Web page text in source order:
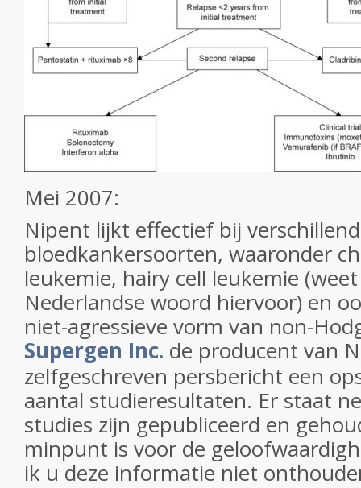
Mei 2007:
Nipent lijkt effectief bij
bloedkankersoorten, waaronder
leukemie, hairy cell leukemie
Nederlandse woord hiervoor) en
niet-agressieve vorm van non-
Supergen Inc. de producent van
zelfgeschreven persbericht een
aantal studieresultaten. Er staat
studies zijn gepubliceerd en
minpunt is voor de
ik u deze informatie niet